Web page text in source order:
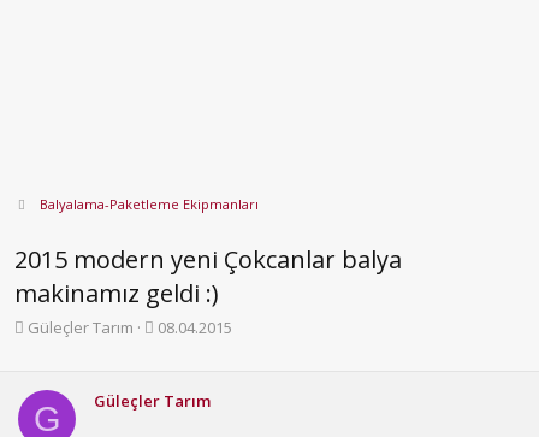
Balyalama-Paketleme Ekipmanları
2015 modern yeni Çokcanlar balya
makinamız geldi :)
K
b
u
Güleçler Tarım
B
08.04.2015
G Güleçler Tarım